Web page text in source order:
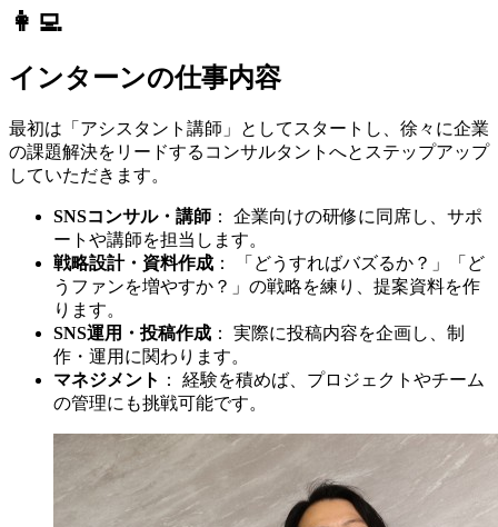
👩‍💻
インターンの仕事内容
最初は「アシスタント講師」としてスタートし、徐々に企業
の課題解決をリードするコンサルタントへとステップアップ
していただきます。
SNSコンサル・講師 ： 企業向けの研修に同席し、サポ
ートや講師を担当します。
戦略設計・資料作成 ： 「どうすればバズるか？」「ど
うファンを増やすか？」の戦略を練り、提案資料を作
ります。
SNS運用・投稿作成 ： 実際に投稿内容を企画し、制
作・運用に関わります。
マネジメント ： 経験を積めば、プロジェクトやチーム
の管理にも挑戦可能です。